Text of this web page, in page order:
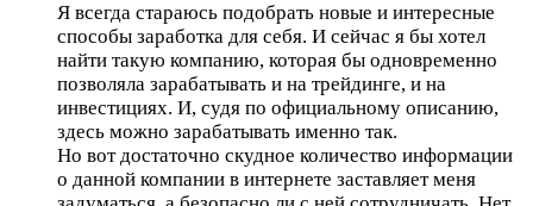
Я всегда стараюсь подобрать новые и интересные
способы заработка для себя. И сейчас я бы хотел
найти такую компанию, которая бы одновременно
позволяла зарабатывать и на трейдинге, и на
инвестициях. И, судя по официальному описанию,
здесь можно зарабатывать именно так.
Но вот достаточно скудное количество информации
о данной компании в интернете заставляет меня